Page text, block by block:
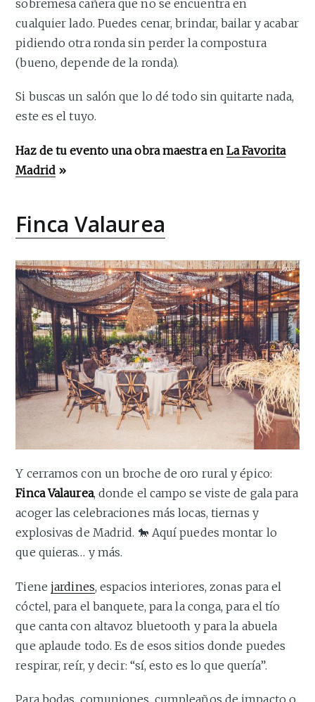
sobremesa cañera que no se encuentra en
cualquier lado. Puedes cenar, brindar, bailar y acabar
pidiendo otra ronda sin perder la compostura
(bueno, depende de la ronda).
Si buscas un salón que lo dé todo sin quitarte nada,
este es el tuyo.
Haz de tu evento una obra maestra enLa Favorita
Madrid »
Finca Valaurea
Y cerramos con un broche de oro rural y épico:
Finca Valaurea, donde el campo se viste de gala para
acoger las celebraciones más locas, tiernas y
explosivas de Madrid. 🐎 Aquí puedes montar lo
que quieras… y más.
Tiene jardines, espacios interiores, zonas para el
cóctel, para el banquete, para la conga, para el tío
que canta con altavoz bluetooth y para la abuela
que aplaude todo. Es de esos sitios donde puedes
respirar, reír, y decir: “sí, esto es lo que quería”.